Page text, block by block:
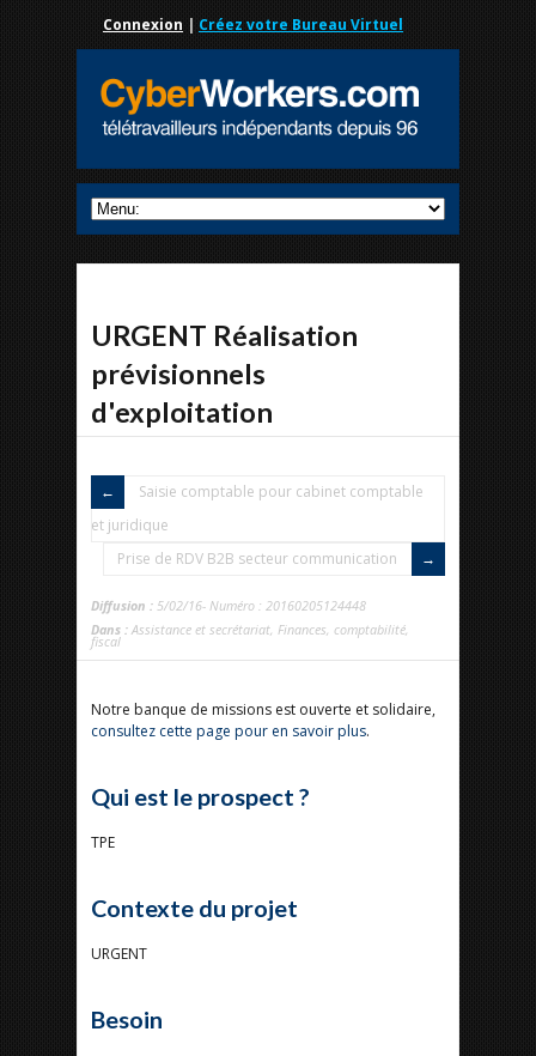
Connexion | Créez votre Bureau Virtuel
URGENT Réalisation
prévisionnels
d'exploitation
Saisie comptable pour cabinet comptable
et juridique
Prise de RDV B2B secteur communication
Diffusion : 5/02/16- Numéro : 20160205124448
Dans : Assistance et secrétariat, Finances, comptabilité,
fiscal
Notre banque de missions est ouverte et solidaire,
consultez cette page pour en savoir plus.
Qui est le prospect ?
TPE
Contexte du projet
URGENT
Besoin